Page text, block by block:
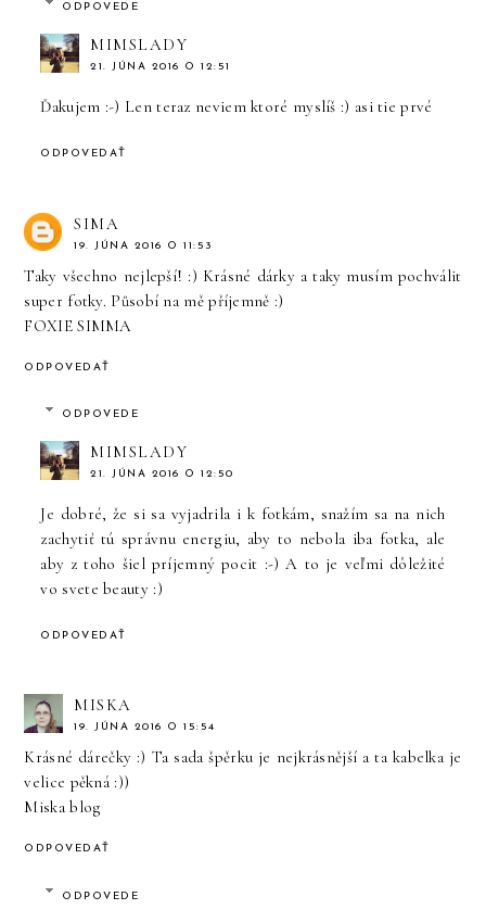
ODPOVEDE
MIMSLADY
21. JÚNA 2016 O 12:51
Ďakujem :-) Len teraz neviem ktoré myslíš :) asi tie prvé
ODPOVEDAŤ
SIMA
19. JÚNA 2016 O 11:53
Taky všechno nejlepší! :) Krásné dárky a taky musím pochválit
super fotky. Působí na mě příjemně :)
FOXIE SIMMA
ODPOVEDAŤ
ODPOVEDE
MIMSLADY
21. JÚNA 2016 O 12:50
Je dobré, že si sa vyjadrila i k fotkám, snažím sa na nich
zachytiť tú správnu energiu, aby to nebola iba fotka, ale
aby z toho šiel príjemný pocit :-) A to je veľmi dôležité
vo svete beauty :)
ODPOVEDAŤ
MISKA
19. JÚNA 2016 O 15:54
Krásné dárečky :) Ta sada špěrku je nejkrásnější a ta kabelka je
velice pěkná :))
Miska blog
ODPOVEDAŤ
ODPOVEDE